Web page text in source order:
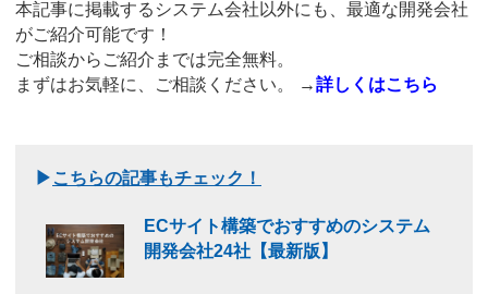
本記事に掲載するシステム会社以外にも、最適な開発会社
がご紹介可能です！
ご相談からご紹介までは完全無料。
まずはお気軽に、ご相談ください。
→詳しくはこちら
▶ こちらの記事もチェック！
ECサイト構築でおすすめのシステム
開発会社24社【最新版】